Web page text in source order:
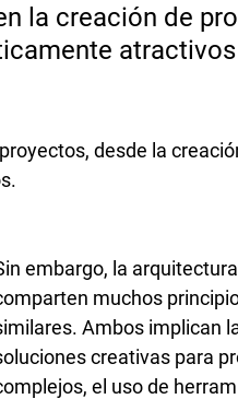
la creación de
desde la
embargo, la
muchos
Ambos implican
creativas para
el uso de